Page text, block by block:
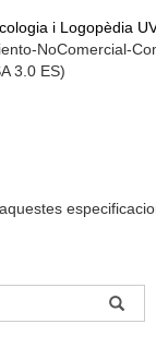
i Logopèdia
NoComercial-
3.0 ES)